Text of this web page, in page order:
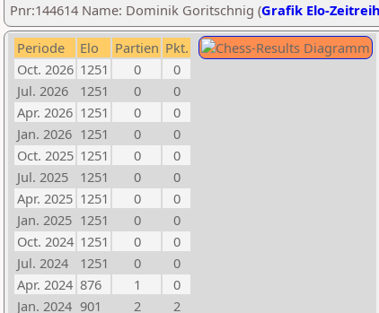
Pnr:144614 Name: Dominik Goritschnig (Grafik Elo-
Periode Elo Partien Pkt.
Oct. 2026 1251 0
0
Jul. 2026
1251 0
0
Apr. 2026 1251 0
0
Jan. 2026 1251 0
0
Oct. 2025 1251 0
0
Jul. 2025
1251 0
0
Apr. 2025 1251 0
0
Jan. 2025 1251 0
0
Oct. 2024 1251 0
0
Jul. 2024
1251 0
0
Apr. 2024 876 1
0
Jan. 2024 901 2 2